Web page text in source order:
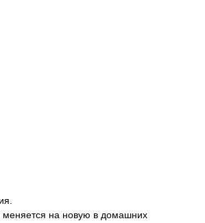
меняется на новую в домашних